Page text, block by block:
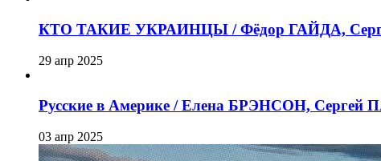
КТО ТАКИЕ УКРАИНЦЫ / Фёдор ГАЙДА,
29 апр 2025
Русские в Америке / Елена БРЭНСОН, Сергей
03 апр 2025